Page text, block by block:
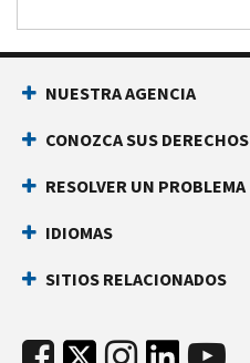
NUESTRA AGENCIA
CONOZCA SUS DERECHOS
RESOLVER UN PROBLEMA
IDIOMAS
SITIOS RELACIONADOS